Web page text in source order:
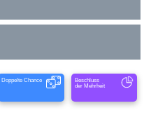
Doppelte Chance
Beschluss
der Mehrheit